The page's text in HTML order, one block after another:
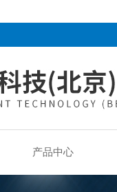
产品中心